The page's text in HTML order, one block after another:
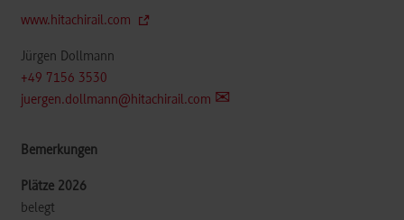
www.hitachirail.com
Jürgen Dollmann
+49 7156 3530
juergen.dollmann@hitachirail.com
belegt